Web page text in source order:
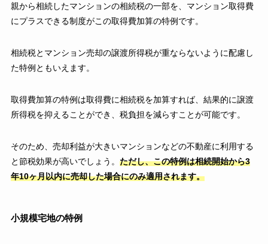
親から相続したマンションの相続税の一部を、マンション取得費
にプラスできる制度がこの取得費加算の特例です。
相続税とマンション売却の譲渡所得税が重ならないように配慮し
た特例ともいえます。
取得費加算の特例は取得費に相続税を加算すれば、結果的に譲渡
所得税を抑えることができ、税負担を減らすことが可能です。
そのため、売却利益が大きいマンションなどの不動産に利用する
と節税効果が高いでしょう。 ただし、この特例は相続開始から3
年10ヶ月以内に売却した場合にのみ適用されます。
小規模宅地の特例